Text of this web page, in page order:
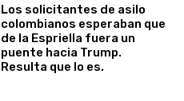
Los solicitantes de asilo
colombianos esperaban que
de la Espriella fuera un
puente hacia Trump.
Resulta que lo es.